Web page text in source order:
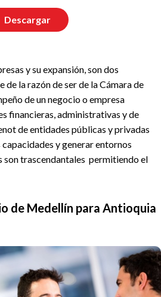
Descargar
y su expansión, son dos
la razón de ser de la Cámara de
de un negocio o empresa
financieras, administrativas y de
de entidades públicas y privadas
y generar entornos
son trascendantales permitiendo el
de Medellín para Antioquia